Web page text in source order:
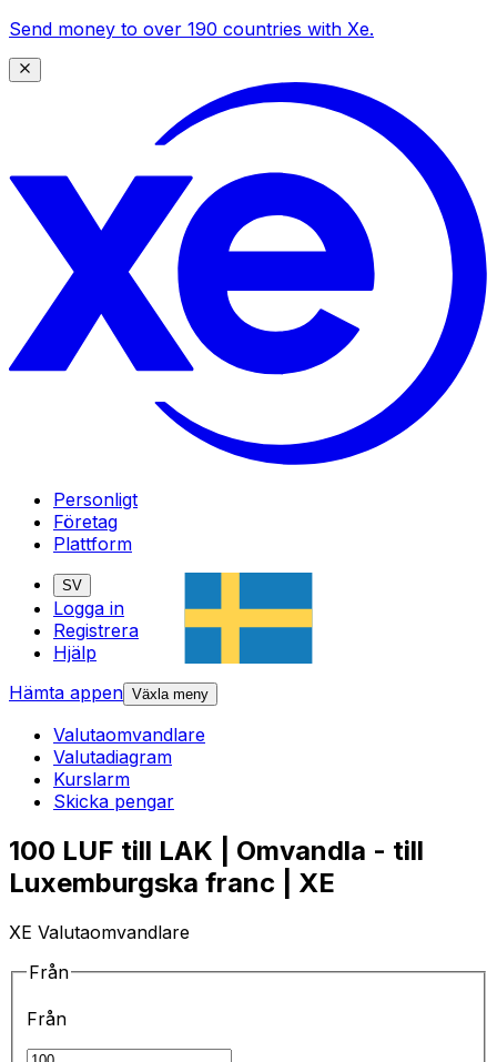
Send money to over 190 countries with Xe.
Personligt
Företag
Plattform
SV
Logga in
Registrera
Hjälp
Hämta appen Växla meny
Valutaomvandlare
Valutadiagram
Kurslarm
Skicka pengar
100 LUF till LAK | Omvandla - till
Luxemburgska franc | XE
XE Valutaomvandlare
Från
Från